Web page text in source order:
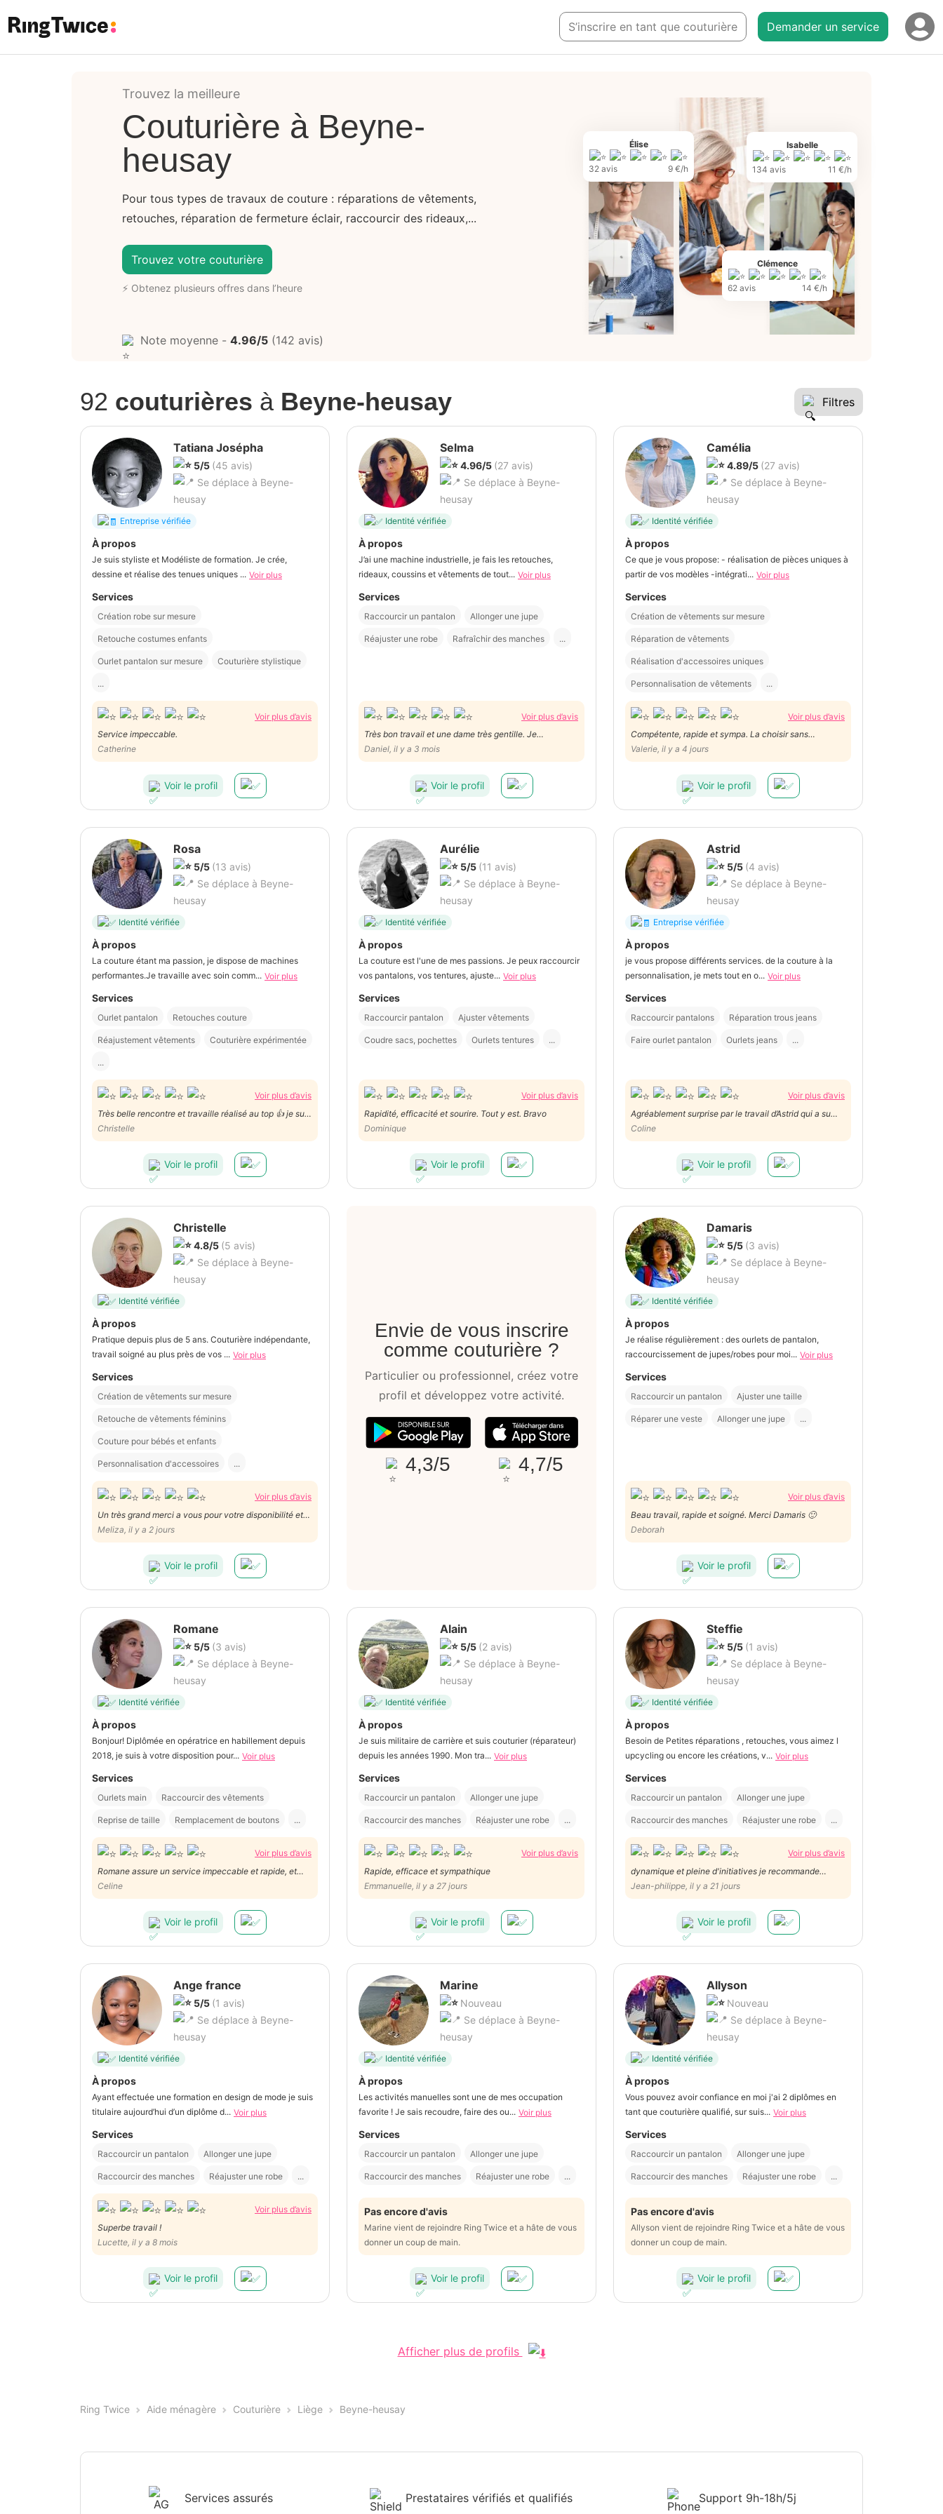
S’inscrire en tant que couturière Demander un service
Élise
32 avis 9 €/h
Clémence
62 avis 14 €/h
Isabelle
134 avis 11 €/h
Trouvez la meilleure
Couturière à Beyne-
heusay
Pour tous types de travaux de couture : réparations de vêtements,
retouches, réparation de fermeture éclair, raccourcir des rideaux,...
Trouvez votre couturière
⚡ Obtenez plusieurs offres dans l’heure
Note moyenne - 4.96/5 (142 avis)
92 couturières à Beyne-heusay Filtres
Tatiana Josépha
5/5 (45 avis)
Se déplace à Beyne-
heusay
Entreprise vérifiée
À propos
Je suis styliste et Modéliste de formation. Je crée,
dessine et réalise des tenues uniques ... Voir plus
Services
Création robe sur mesure
Retouche costumes enfants
Ourlet pantalon sur mesure Couturière stylistique
...
Voir plus d’avis
Service impeccable.
Catherine
Voir le profil
Selma
4.96/5 (27 avis)
Se déplace à Beyne-
heusay
Identité vérifiée
À propos
J’ai une machine industrielle, je fais les retouches,
rideaux, coussins et vêtements de tout... Voir plus
Services
Raccourcir un pantalon Allonger une jupe
Réajuster une robe Rafraîchir des manches ...
Voir plus d’avis
Très bon travail et une dame très gentille. Je
recommande ses services. Rapide et efficace. Merci
Madame Selma.
Daniel, il y a 3 mois
Voir le profil
Camélia
4.89/5 (27 avis)
Se déplace à Beyne-
heusay
Identité vérifiée
À propos
Ce que je vous propose: - réalisation de pièces uniques à
partir de vos modèles -intégrati... Voir plus
Services
Création de vêtements sur mesure
Réparation de vêtements
Réalisation d'accessoires uniques
Personnalisation de vêtements ...
Voir plus d’avis
Compétente, rapide et sympa. La choisir sans
hésitation.
Valerie, il y a 4 jours
Voir le profil
Rosa
5/5 (13 avis)
Se déplace à Beyne-
heusay
Identité vérifiée
À propos
La couture étant ma passion, je dispose de machines
performantes.Je travaille avec soin comm... Voir plus
Services
Ourlet pantalon Retouches couture
Réajustement vêtements Couturière expérimentée
...
Voir plus d’avis
Très belle rencontre et travaille réalisé au top 👍 je suis
ravie !
Christelle
Voir le profil
Aurélie
5/5 (11 avis)
Se déplace à Beyne-
heusay
Identité vérifiée
À propos
La couture est l'une de mes passions. Je peux raccourcir
vos pantalons, vos tentures, ajuste... Voir plus
Services
Raccourcir pantalon Ajuster vêtements
Coudre sacs, pochettes Ourlets tentures ...
Voir plus d’avis
Rapidité, efficacité et sourire. Tout y est. Bravo
Dominique
Voir le profil
Astrid
5/5 (4 avis)
Se déplace à Beyne-
heusay
Entreprise vérifiée
À propos
je vous propose différents services. de la couture à la
personnalisation, je mets tout en o... Voir plus
Services
Raccourcir pantalons Réparation trous jeans
Faire ourlet pantalon Ourlets jeans ...
Voir plus d’avis
Agréablement surprise par le travail d’Astrid qui a su
raccourcir mon pantalon à la perfection. Le travail est
soigné, minutieux et les délais sont rapides. Pour tout
autre travail de couture, je la contacterai sans aucune
hésitation. Merci encore.
Coline
Voir le profil
Christelle
4.8/5 (5 avis)
Se déplace à Beyne-
heusay
Identité vérifiée
À propos
Pratique depuis plus de 5 ans. Couturière indépendante,
travail soigné au plus près de vos ... Voir plus
Services
Création de vêtements sur mesure
Retouche de vêtements féminins
Couture pour bébés et enfants
Personnalisation d'accessoires ...
Voir plus d’avis
Un très grand merci a vous pour votre disponibilité et
votre travail impeccable en un temps record 😊
Meliza, il y a 2 jours
Voir le profil
Envie de vous inscrire
comme couturière ?
Particulier ou professionnel, créez votre
profil et développez votre activité.
4,3/5 4,7/5
Damaris
5/5 (3 avis)
Se déplace à Beyne-
heusay
Identité vérifiée
À propos
Je réalise régulièrement : des ourlets de pantalon,
raccourcissement de jupes/robes pour moi... Voir plus
Services
Raccourcir un pantalon Ajuster une taille
Réparer une veste Allonger une jupe ...
Voir plus d’avis
Beau travail, rapide et soigné. Merci Damaris 🙂
Deborah
Voir le profil
Romane
5/5 (3 avis)
Se déplace à Beyne-
heusay
Identité vérifiée
À propos
Bonjour! Diplômée en opératrice en habillement depuis
2018, je suis à votre disposition pour... Voir plus
Services
Ourlets main Raccourcir des vêtements
Reprise de taille Remplacement de boutons ...
Voir plus d’avis
Romane assure un service impeccable et rapide, et
c'est une personne très agréable.
Celine
Voir le profil
Alain
5/5 (2 avis)
Se déplace à Beyne-
heusay
Identité vérifiée
À propos
Je suis militaire de carrière et suis couturier (réparateur)
depuis les années 1990. Mon tra... Voir plus
Services
Raccourcir un pantalon Allonger une jupe
Raccourcir des manches Réajuster une robe ...
Voir plus d’avis
Rapide, efficace et sympathique
Emmanuelle, il y a 27 jours
Voir le profil
Steffie
5/5 (1 avis)
Se déplace à Beyne-
heusay
Identité vérifiée
À propos
Besoin de Petites réparations , retouches, vous aimez l
upcycling ou encore les créations, v... Voir plus
Services
Raccourcir un pantalon Allonger une jupe
Raccourcir des manches Réajuster une robe ...
Voir plus d’avis
dynamique et pleine d'initiatives je recommande
chaleureusement
Jean-philippe, il y a 21 jours
Voir le profil
Ange france
5/5 (1 avis)
Se déplace à Beyne-
heusay
Identité vérifiée
À propos
Ayant effectuée une formation en design de mode je suis
titulaire aujourd’hui d’un diplôme d... Voir plus
Services
Raccourcir un pantalon Allonger une jupe
Raccourcir des manches Réajuster une robe ...
Voir plus d’avis
Superbe travail !
Lucette, il y a 8 mois
Voir le profil
Marine
Nouveau
Se déplace à Beyne-
heusay
Identité vérifiée
À propos
Les activités manuelles sont une de mes occupation
favorite ! Je sais recoudre, faire des ou... Voir plus
Services
Raccourcir un pantalon Allonger une jupe
Raccourcir des manches Réajuster une robe ...
Pas encore d'avis
Marine vient de rejoindre Ring Twice et a hâte de vous
donner un coup de main.
Voir le profil
Allyson
Nouveau
Se déplace à Beyne-
heusay
Identité vérifiée
À propos
Vous pouvez avoir confiance en moi j'ai 2 diplômes en
tant que couturière qualifié, sur suis... Voir plus
Services
Raccourcir un pantalon Allonger une jupe
Raccourcir des manches Réajuster une robe ...
Pas encore d'avis
Allyson vient de rejoindre Ring Twice et a hâte de vous
donner un coup de main.
Voir le profil
Afficher plus de profils
Ring Twice Aide ménagère Couturière Liège Beyne-heusay
Services assurés Prestataires vérifiés et qualifiés Support 9h-18h/5j